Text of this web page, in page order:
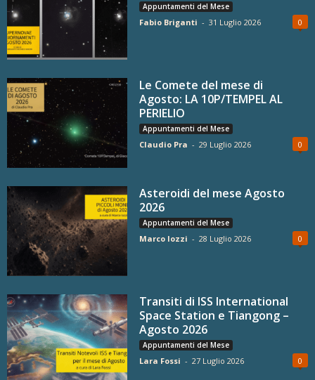
Appuntamenti del Mese
Fabio Briganti - 31 Luglio 2026 0
Le Comete del mese di
Agosto: LA 10P/TEMPEL AL
PERIELIO
Appuntamenti del Mese
Claudio Pra - 29 Luglio 2026 0
Asteroidi del mese Agosto
2026
Appuntamenti del Mese
Marco Iozzi - 28 Luglio 2026 0
Transiti di ISS International
Space Station e Tiangong –
Agosto 2026
Appuntamenti del Mese
Lara Fossi - 27 Luglio 2026 0